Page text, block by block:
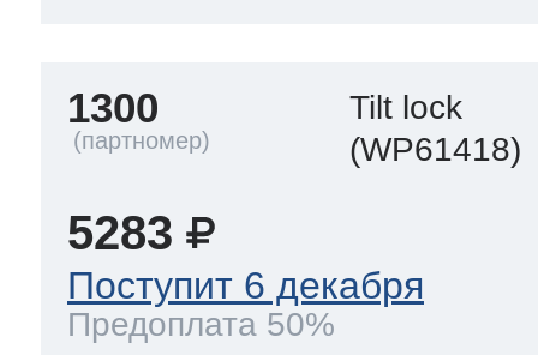
1300
Tilt lock
(WP61418)
5283
Поступит 6 декабря
Предоплата 50%